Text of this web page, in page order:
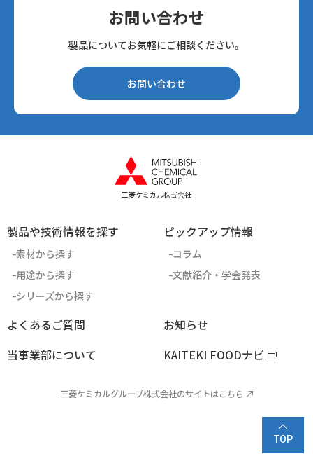
お問い合わせ
製品についてお気軽にご相談ください。
お問い合わせ
三菱ケミカル株式会社
製品や技術情報を探す
素材から探す
用途から探す
シリーズから探す
ピックアップ情報
コラム
文献紹介・学会発表
よくあるご質問
お知らせ
当事業部について
KAITEKI FOODナビ
三菱ケミカルグループ株式会社のサイトはこちら
TOP